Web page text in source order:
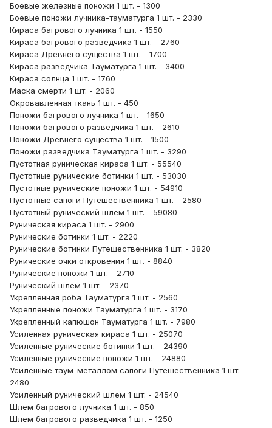
Боевые железные поножи 1 шт. - 1300
Боевые поножи лучника-тауматурга 1 шт. - 2330
Кираса багрового лучника 1 шт. - 1550
Кираса багрового разведчика 1 шт. - 2760
Кираса Древнего существа 1 шт. - 1700
Кираса разведчика Тауматурга 1 шт. - 3400
Кираса солнца 1 шт. - 1760
Маска смерти 1 шт. - 2060
Окровавленная ткань 1 шт. - 450
Поножи багрового лучника 1 шт. - 1650
Поножи багрового разведчика 1 шт. - 2610
Поножи Древнего существа 1 шт. - 1500
Поножи разведчика Тауматурга 1 шт. - 3290
Пустотная руническая кираса 1 шт. - 55540
Пустотные рунические ботинки 1 шт. - 53030
Пустотные рунические поножи 1 шт. - 54910
Пустотные сапоги Путешественника 1 шт. - 2580
Пустотный рунический шлем 1 шт. - 59080
Руническая кираса 1 шт. - 2900
Рунические ботинки 1 шт. - 2220
Рунические ботинки Путешественника 1 шт. - 3820
Рунические очки откровения 1 шт. - 8840
Рунические поножи 1 шт. - 2710
Рунический шлем 1 шт. - 2370
Укрепленная роба Тауматурга 1 шт. - 2560
Укрепленные поножи Тауматурга 1 шт. - 3170
Укрепленный капюшон Тауматурга 1 шт. - 7980
Усиленная руническая кираса 1 шт. - 25070
Усиленные рунические ботинки 1 шт. - 24390
Усиленные рунические поножи 1 шт. - 24880
Усиленные таум-металлом сапоги Путешественника 1 шт. -
2480
Усиленный рунический шлем 1 шт. - 24540
Шлем багрового лучника 1 шт. - 850
Шлем багрового разведчика 1 шт. - 1250